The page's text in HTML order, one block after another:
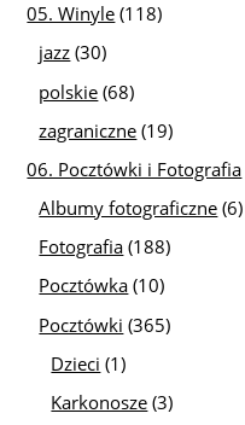
05. Winyle (118)
jazz (30)
polskie (68)
zagraniczne (19)
06. Pocztówki i Fotografia
Albumy fotograficzne (6)
Fotografia (188)
Pocztówka (10)
Pocztówki (365)
Dzieci (1)
Karkonosze (3)